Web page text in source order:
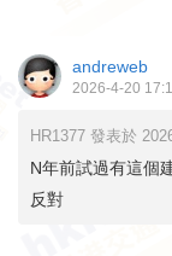
andreweb
2026-4-20
HR1377 發表於
N年前試過有這個
反對